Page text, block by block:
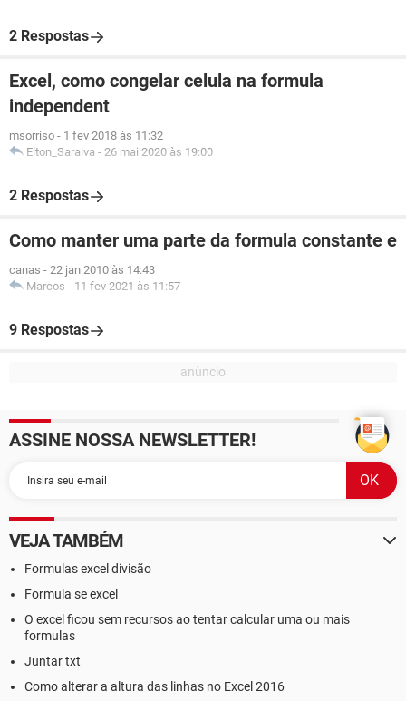
2 Respostas
Excel, como congelar celula na formula
independent
msorriso - 1 fev 2018 às 11:32
Elton_Saraiva - 26 mai 2020 às 19:00
2 Respostas
Como manter uma parte da formula constante e
canas - 22 jan 2010 às 14:43
Marcos - 11 fev 2021 às 11:57
9 Respostas
ASSINE NOSSA NEWSLETTER!
VEJA TAMBÉM
Formulas excel divisão
Formula se excel
O excel ficou sem recursos ao tentar calcular uma ou mais
formulas
Juntar txt
Como alterar a altura das linhas no Excel 2016